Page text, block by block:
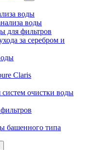
воды
воды
для фильтров
за серебром и
Claris
систем очистки воды
башенного типа